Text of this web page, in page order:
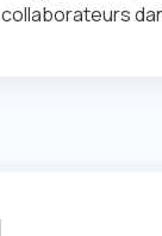
collaborateurs